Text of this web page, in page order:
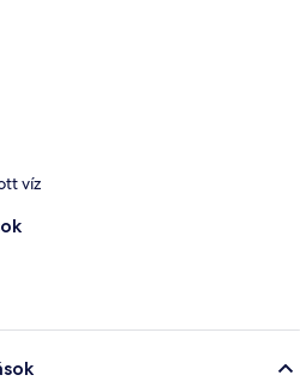
víz